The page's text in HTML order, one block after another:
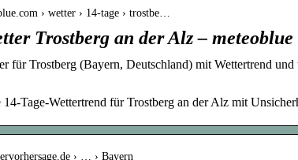
› wetter › 14-tage › trostbe…
Trostberg an der Alz – meteoblue
für Trostberg (Bayern, Deutschland) mit Wettertrend
Tage-Wettertrend für Trostberg an der Alz mit
› … › Bayern